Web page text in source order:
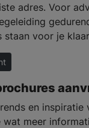
adres. Voor
staan voor je
en inspiratie
meer